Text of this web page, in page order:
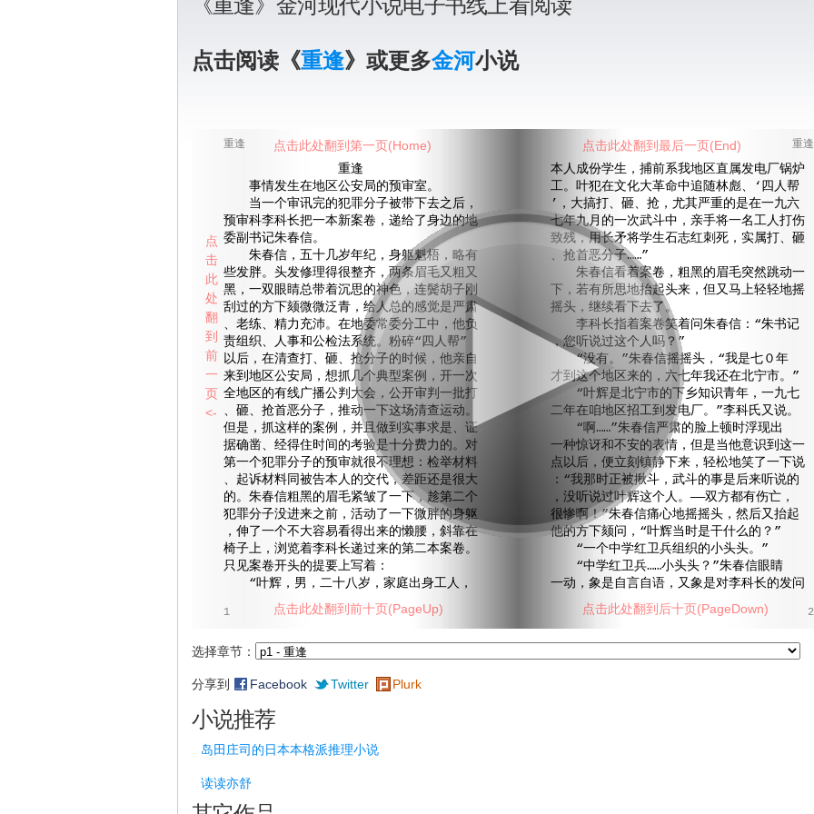
《重逢》金河现代小说电子书线上看阅读
点击阅读《重逢》或更多金河小说
重逢 重逢
重逢
事情发生在地区公安局的预审室。
当一个审讯完的犯罪分子被带下去之后，
预审科李科长把一本新案卷，递给了身边的地
委副书记朱春信。
朱春信，五十几岁年纪，身躯魁梧，略有
些发胖。头发修理得很整齐，两条眉毛又粗又
黑，一双眼睛总带着沉思的神色，连鬓胡子刚
刮过的方下颏微微泛青，给人总的感觉是严肃
、老练、精力充沛。在地委常委分工中，他负
责组织、人事和公检法系统。粉碎“四人帮”
以后，在清查打、砸、抢分子的时候，他亲自
来到地区公安局，想抓几个典型案例，开一次
全地区的有线广播公判大会，公开审判一批打
、砸、抢首恶分子，推动一下这场清查运动。
但是，抓这样的案例，并且做到实事求是、证
据确凿、经得住时间的考验是十分费力的。对
第一个犯罪分子的预审就很不理想：检举材料
、起诉材料同被告本人的交代，差距还是很大
的。朱春信粗黑的眉毛紧皱了一下，趁第二个
犯罪分子没进来之前，活动了一下微胖的身躯
，伸了一个不大容易看得出来的懒腰，斜靠在
椅子上，浏览着李科长递过来的第二本案卷。
只见案卷开头的提要上写着：
“叶辉，男，二十八岁，家庭出身工人，
本人成份学生，捕前系我地区直属发电厂锅炉
工。叶犯在文化大革命中追随林彪、‘四人帮
’，大搞打、砸、抢，尤其严重的是在一九六
七年九月的一次武斗中，亲手将一名工人打伤
致残，用长矛将学生石志红刺死，实属打、砸
、抢首恶分子……”
朱春信看着案卷，粗黑的眉毛突然跳动一
下，若有所思地抬起头来，但又马上轻轻地摇
摇头，继续看下去了。
李科长指着案卷笑着问朱春信：“朱书记
，您听说过这个人吗？”
“没有。”朱春信摇摇头，“我是七０年
才到这个地区来的，六七年我还在北宁市。”
“叶辉是北宁市的下乡知识青年，一九七
二年在咱地区招工到发电厂。”李科氏又说。
“啊……”朱春信严肃的脸上顿时浮现出
一种惊讶和不安的表情，但是当他意识到这一
点以后，便立刻镇静下来，轻松地笑了一下说
：“我那时正被揪斗，武斗的事是后来听说的
，没听说过叶辉这个人。——双方都有伤亡，
很惨啊！”朱春信痛心地摇摇头，然后又抬起
他的方下颏问，“叶辉当时是干什么的？”
“一个中学红卫兵组织的小头头。”
“中学红卫兵……小头头？”朱春信眼睛
一动，象是自言自语，又象是对李科长的发问
1 2
选择章节：
分享到 Facebook Twitter Plurk
点击此处翻到第一页(Home) 点击此处翻到最后一页(End)
点击此处翻到前十页(PageUp) 点击此处翻到后十页(PageDown)
点
击
此
处
翻
到
前
一
页
<-
小说推荐
岛田庄司的日本本格派推理小说
读读亦舒